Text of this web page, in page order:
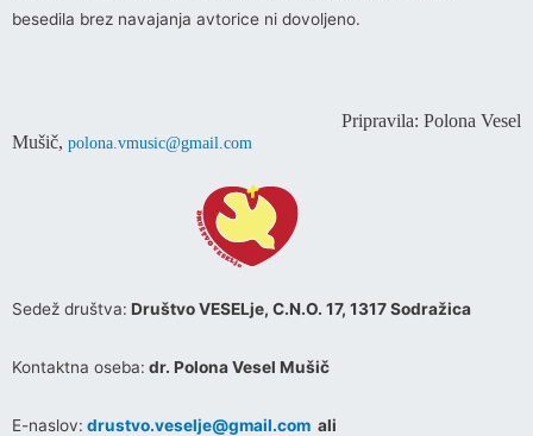
besedila brez navajanja avtorice ni dovoljeno.
Pripravila: Polona Vesel
Mušič, polona.vmusic@gmail.com
Sedež društva: Društvo VESELje, C.N.O. 17, 1317 Sodražica
Kontaktna oseba: dr. Polona Vesel Mušič
E-naslov: drustvo.veselje@gmail.com ali